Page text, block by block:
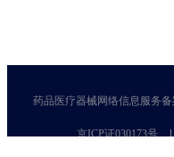
药品医疗器械网络信息服务
京ICP证030173号